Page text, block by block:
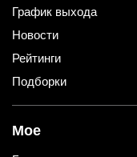
График выхода
Новости
Рейтинги
Подборки
Мое